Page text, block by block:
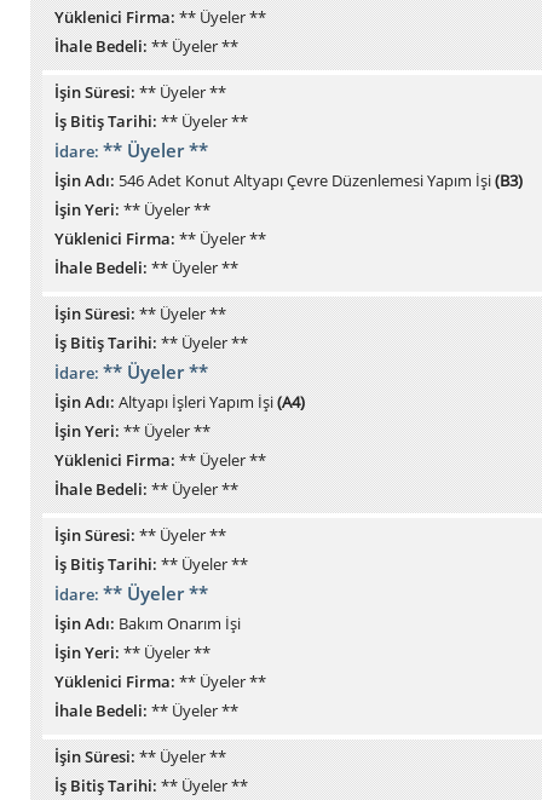
Yüklenici Firma:** Üyeler **
İhale Bedeli:** Üyeler **
İşin Süresi: ** Üyeler **
İş Bitiş Tarihi: ** Üyeler **
İdare: ** Üyeler **
İşin Adı: 546 Adet Konut Altyapı Çevre Düzenlemesi Yapım İşi(B3)
İşin Yeri: ** Üyeler **
Yüklenici Firma: ** Üyeler **
İhale Bedeli: ** Üyeler **
İşin Süresi:** Üyeler **
İş Bitiş Tarihi:** Üyeler **
İdare:** Üyeler **
İşin Adı:Altyapı İşleri Yapım İşi(A4)
İşin Yeri:** Üyeler **
Yüklenici Firma:** Üyeler **
İhale Bedeli:** Üyeler **
İşin Süresi: ** Üyeler **
İş Bitiş Tarihi: ** Üyeler **
İdare: ** Üyeler **
İşin Adı: Bakım Onarım İşi
İşin Yeri: ** Üyeler **
Yüklenici Firma: ** Üyeler **
İhale Bedeli: ** Üyeler **
İşin Süresi:** Üyeler **
İş Bitiş Tarihi:** Üyeler **